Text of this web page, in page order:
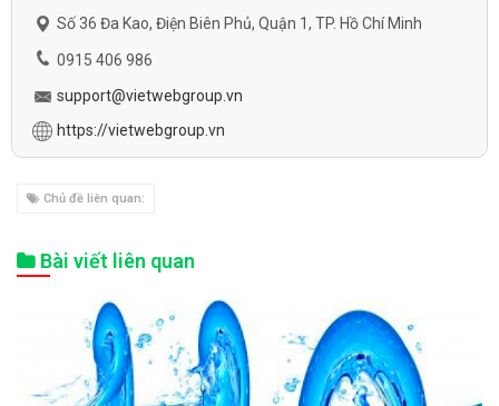
Số 36 Đa Kao, Điện Biên Phủ, Quận 1, TP. Hồ Chí Minh
0915 406 986
support@vietwebgroup.vn
https://vietwebgroup.vn
Chủ đề liên quan:
Bài viết liên quan